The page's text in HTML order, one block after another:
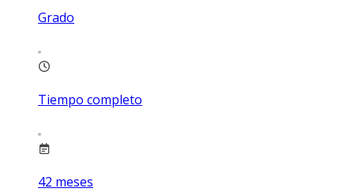
Grado
Tiempo completo
42 meses